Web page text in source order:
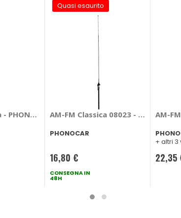
- PHONOCAR Audi, Bmw, Opel, Seat,
- PHONOCAR Citroen, Ford, Peugeot
Quasi esaurito
AM-FM Classica 08023 - PHONOCAR
PHONOCAR
16,80 €
CONSEGNA IN
48H
AM-
+ altri 3
22,35